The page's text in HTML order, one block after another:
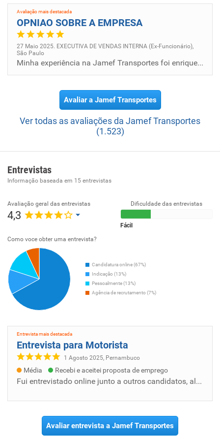
profissionalizada e uma trajetória de sucesso, a Jamef
possui uma frota que ultrapassa a marca de 1000 veículos,
unidades em todo o Brasil e planos contínuos para a
expansão dos negócios.
Avaliação mais destacada
OPNIAO SOBRE A EMPRESA
27 Maio 2025. EXECUTIVA DE VENDAS INTERNA (Ex-Funcionário),
São Paulo
Minha experiência na Jamef Transportes foi enriquecedora. A empresa proporciona um ambiente dinâmico e desafiador, ideal...
Avaliar a Jamef Transportes
Ver todas as avaliações da Jamef Transportes
(1.523)
Entrevistas
Informação baseada em 15 entrevistas
Avaliação geral das entrevistas
4,3
Dificuldade das entrevistas
Fácil
Como voce obter uma entrevista?
Candidatura online (67%)
Indicação (13%)
Pessoalmente (13%)
Agência de recrutamento (7%)
Entrevista mais destacada
Entrevista para Motorista
1 Agosto 2025, Pernambuco
Média Recebi e aceitei proposta de emprego
Fui entrevistado online junto a outros candidatos, alguns já estação com seus empregos certos e eu vi que eu também tinha as mesmas experiên...
Avaliar entrevista a Jamef Transportes